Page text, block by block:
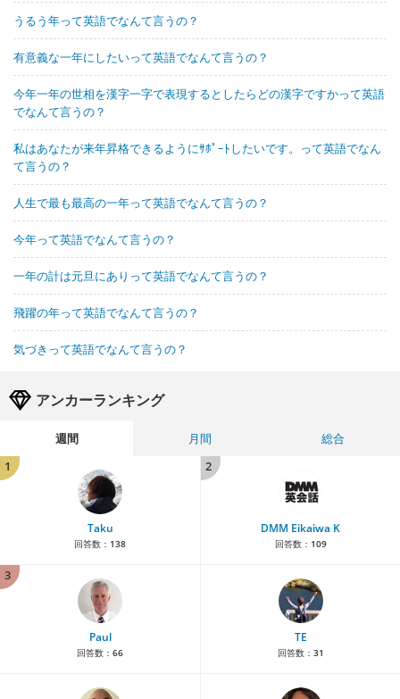
うるう年って英語でなんて言うの？
有意義な一年にしたいって英語でなんて言うの？
今年一年の世相を漢字一字で表現するとしたらどの漢字ですかって英語
でなんて言うの？
私はあなたが来年昇格できるようにｻﾎﾟｰﾄしたいです。って英語でなん
て言うの？
人生で最も最高の一年って英語でなんて言うの？
今年って英語でなんて言うの？
一年の計は元旦にありって英語でなんて言うの？
飛躍の年って英語でなんて言うの？
気づきって英語でなんて言うの？
アンカーランキング
週間 月間
総合
1
Taku
回答数： 138
2
DMM Eikaiwa K
回答数： 109
3
Paul
回答数： 66
TE
回答数： 31